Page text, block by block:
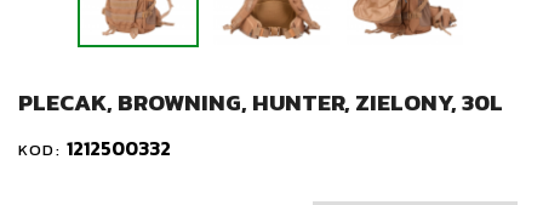
PLECAK, BROWNING, HUNTER, ZIELONY, 30L
KOD: 1212500332